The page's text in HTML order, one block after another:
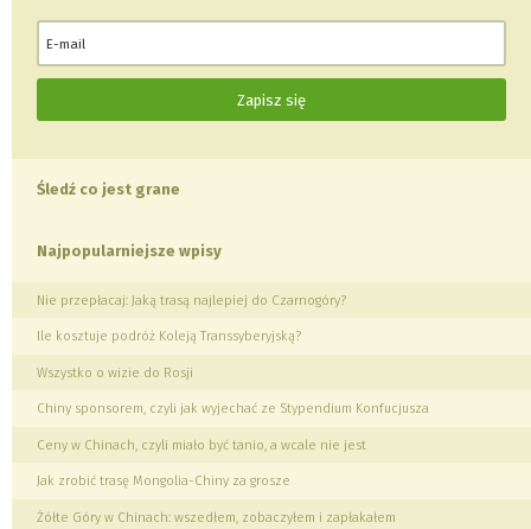
Śledź co jest grane
Najpopularniejsze wpisy
Nie przepłacaj: Jaką trasą najlepiej do Czarnogóry?
Ile kosztuje podróż Koleją Transsyberyjską?
Wszystko o wizie do Rosji
Chiny sponsorem, czyli jak wyjechać ze Stypendium Konfucjusza
Ceny w Chinach, czyli miało być tanio, a wcale nie jest
Jak zrobić trasę Mongolia-Chiny za grosze
Żółte Góry w Chinach: wszedłem, zobaczyłem i zapłakałem